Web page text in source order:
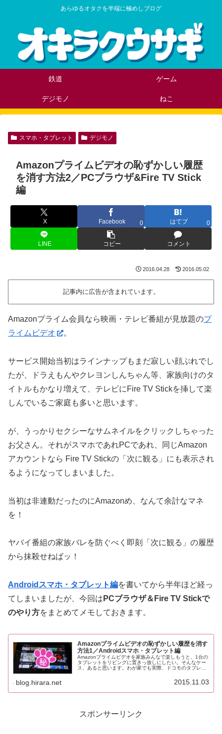
あらゆるオタクを半端に極めしブログ
鉄道 ゲーム
デジモノ ねこ
スマホ・タブレット デジモノ
Amazonプライムビデオの恥ずかしい履歴
を消す方法2／PCブラウザ&Fire TV Stick
編
X Facebook 0 はてブ 0
LINE コピー コメント
2016.04.28 2016.05.02
記事内に広告が含まれています。
Amazonプライム会員なら映画・テレビ番組が見放題のプ
ライムビデオ
。
サービス開始当初はラインナップもまだ寂しい顔ぶれでし
たが、ドラえもんやクレヨンしんちゃん等、家族向けのタ
イトルもかなり増えて、テレビにFire TV Stickを挿して楽
しんでいるご家庭も多いと思います。
が、うっかりセクシーなサムネイルをクリックしちゃった
お父さん。それがスマホであれPCであれ、同じAmazon
アカウントなら Fire TV Stickの「次に観る」にも表示され
るようになってしまいました。
当初は非連動だったのにAmazonめ、なんて余計なマネ
を！
ヤバイ番組の家族バレを防ぐべく即刻「次に観る」の履歴
から抹殺せねばッ！
Androidスマホ・タブレット編を書いてから半年ほど経っ
てしまいましたが、今回は PCブラウザ＆Fire TV Stickで
のやり方をまとめてメモしておきます。
Amazonプライムビデオの恥ずかしい履歴を消す
方法1／Androidスマホ・タブレット編
Amazonプライムビデオを家族みんなで楽しもうと、1台の
タブレットをリビングに置きっ放しにしたい。そんなケー
ス、あると思います。わが家でも実際、ドコモのタブレッ
blog.hirara.net 2015.11.03
スポンサーリンク